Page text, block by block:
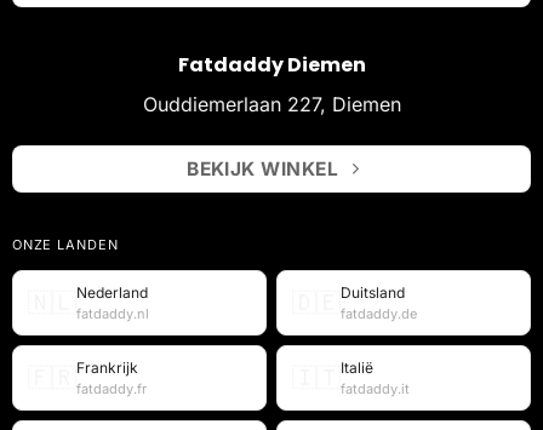
Fatdaddy Diemen
Ouddiemerlaan 227, Diemen
BEKIJK WINKEL
ONZE LANDEN
Nederland
fatdaddy.nl
Duitsland
fatdaddy.de
Frankrijk
fatdaddy.fr
Italië
fatdaddy.it